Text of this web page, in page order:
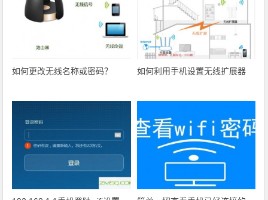
如何更改无线名称或密码？ 如何利用手机设置无线扩展器